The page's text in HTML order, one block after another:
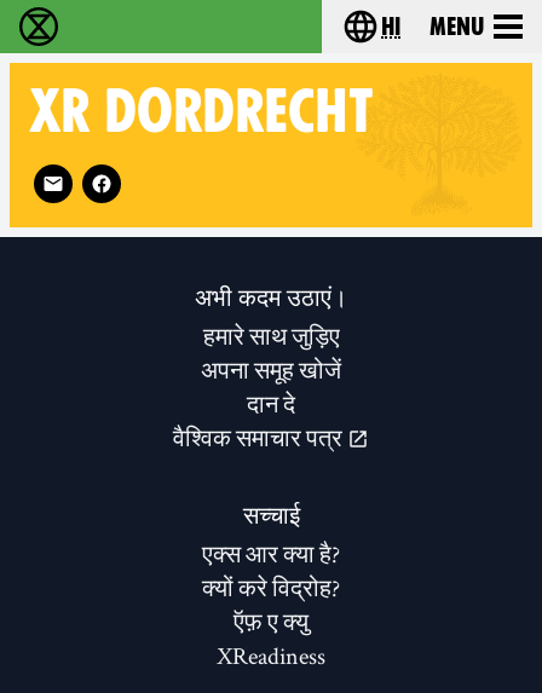
विलुप्ति विद्रोह - Home Choose your
hi Menu
XR DORDRECHT
Follow XR Dordrecht on
अभी कदम उठाएं।
हमारे साथ जुड़िए
अपना समूह खोजें
दान दे
वैश्विक समाचार पत्र
सच्चाई
एक्स आर क्या है?
क्यों करे विद्रोह?
ऍफ़ ए क्यु
XReadiness